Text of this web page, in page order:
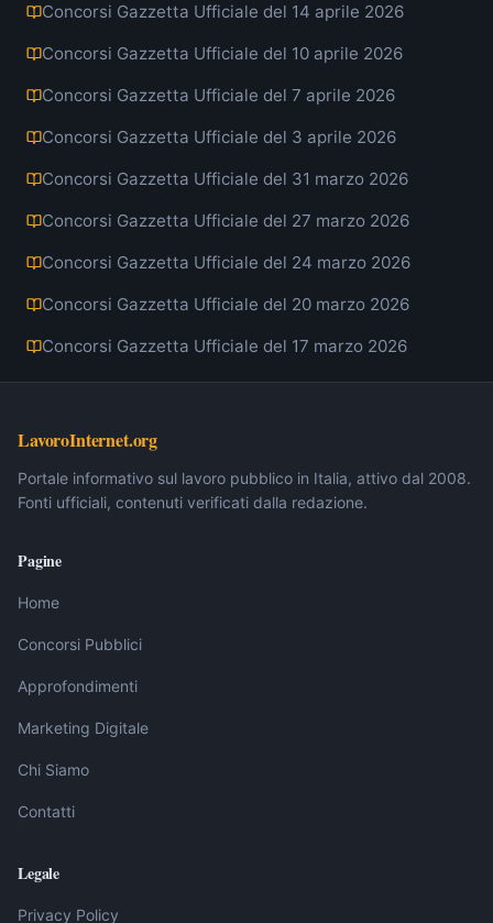
Concorsi Gazzetta Ufficiale del 14 aprile 2026
Concorsi Gazzetta Ufficiale del 10 aprile 2026
Concorsi Gazzetta Ufficiale del 7 aprile 2026
Concorsi Gazzetta Ufficiale del 3 aprile 2026
Concorsi Gazzetta Ufficiale del 31 marzo 2026
Concorsi Gazzetta Ufficiale del 27 marzo 2026
Concorsi Gazzetta Ufficiale del 24 marzo 2026
Concorsi Gazzetta Ufficiale del 20 marzo 2026
Concorsi Gazzetta Ufficiale del 17 marzo 2026
LavoroInternet.org
Portale informativo sul lavoro pubblico in Italia, attivo dal 2008.
Fonti ufficiali, contenuti verificati dalla redazione.
Pagine
Home
Concorsi Pubblici
Approfondimenti
Marketing Digitale
Chi Siamo
Contatti
Legale
Privacy Policy